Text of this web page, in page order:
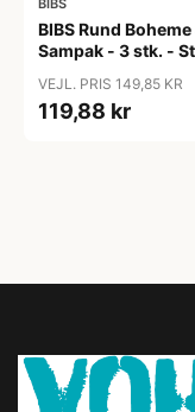
BIBS
BIBS Rund
Sampak - 3 stk. -
VEJL. PRIS 149,85 KR
119,88 kr